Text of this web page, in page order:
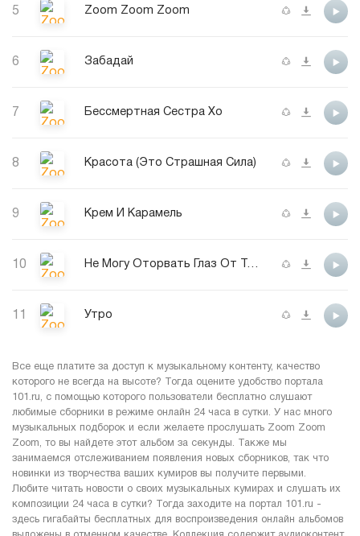
5 Zoom Zoom Zoom
6 Забадай
7 Бессмертная Сестра Хо
8 Красота (Это Страшная Сила)
9 Крем И Карамель
10 Не Могу Оторвать Глаз От Тебя
11 Утро
Все еще платите за доступ к музыкальному контенту, качество
которого не всегда на высоте? Тогда оцените удобство портала
101.ru, с помощью которого пользователи бесплатно слушают
любимые сборники в режиме онлайн 24 часа в сутки. У нас много
музыкальных подборок и если желаете прослушать Zoom Zoom
Zoom, то вы найдете этот альбом за секунды. Также мы
занимаемся отслеживанием появления новых сборников, так что
новинки из творчества ваших кумиров вы получите первыми.
Любите читать новости о своих музыкальных кумирах и слушать их
композиции 24 часа в сутки? Тогда заходите на портал 101.ru -
здесь гигабайты бесплатных для воспроизведения онлайн альбомов